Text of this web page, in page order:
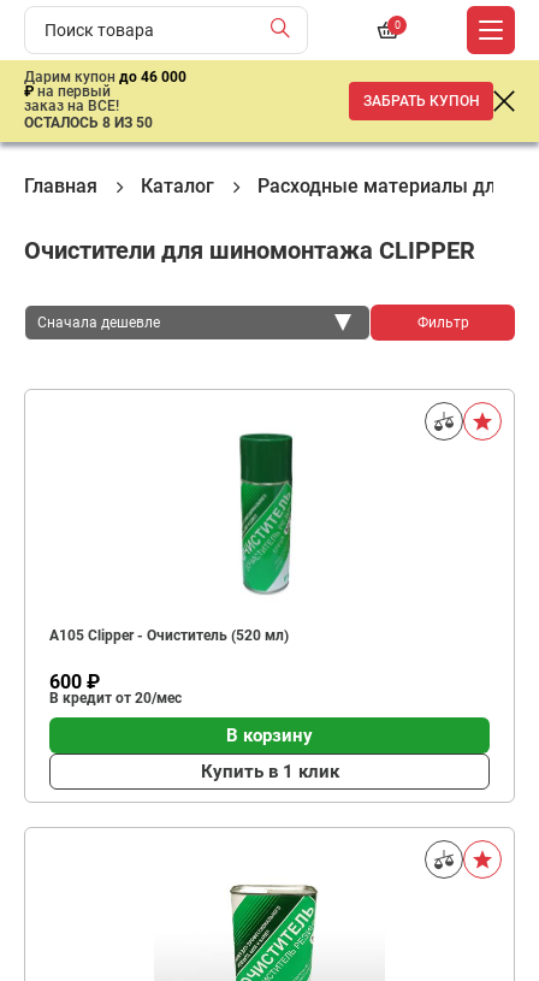
0
Дарим купон до 46 000
₽ на первый
заказ на ВСЕ!
ОСТАЛОСЬ 8 ИЗ 50
ЗАБРАТЬ КУПОН
Главная Каталог Расходные материалы для
Очистители для шиномонтажа CLIPPER
Сначала дешевле Фильтр
A105 Clipper - Очиститель (520 мл)
600 ₽
В кредит от 20/мес
В корзину
Купить в 1 клик